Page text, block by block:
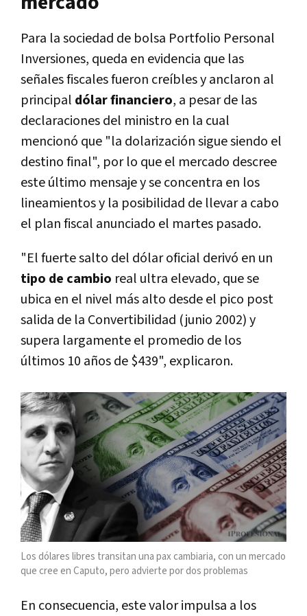
Para la sociedad de bolsa Portfolio Personal
Inversiones, queda en evidencia que las
señales fiscales fueron creíbles y anclaron al
principal dólar financiero, a pesar de las
declaraciones del ministro en la cual
mencionó que "la dolarización sigue siendo el
destino final", por lo que el mercado descree
este último mensaje y se concentra en los
lineamientos y la posibilidad de llevar a cabo
el plan fiscal anunciado el martes pasado.
"El fuerte salto del dólar oficial derivó en un
tipo de cambio real ultra elevado, que se
ubica en el nivel más alto desde el pico post
salida de la Convertibilidad (junio 2002) y
supera largamente el promedio de los
últimos 10 años de $439", explicaron.
Los dólares libres transitan una pax cambiaria, con un mercado
que cree en Caputo, pero advierte por dos problemas
En consecuencia, este valor impulsa a los